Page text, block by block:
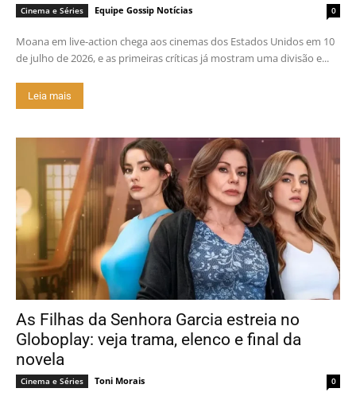
Cinema e Séries Equipe Gossip Notícias 0
Moana em live-action chega aos cinemas dos Estados Unidos em 10
de julho de 2026, e as primeiras críticas já mostram uma divisão e...
Leia mais
As Filhas da Senhora Garcia estreia no
Globoplay: veja trama, elenco e final da
novela
Cinema e Séries Toni Morais 0